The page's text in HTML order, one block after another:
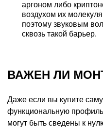
аргоном либо
воздухом их
поэтому звуковым
сквозь такой барьер.
ВАЖЕН ЛИ
Даже если вы купите
функциональную
могут быть сведены к